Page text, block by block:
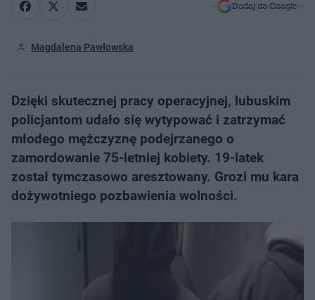
Dodaj do Google
Magdalena Pawłowska
Dzięki skutecznej pracy operacyjnej, lubuskim
policjantom udało się wytypować i zatrzymać
młodego mężczyznę podejrzanego o
zamordowanie 75-letniej kobiety. 19-latek
został tymczasowo aresztowany. Grozi mu kara
dożywotniego pozbawienia wolności.